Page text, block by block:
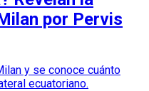
por Pervis
y se conoce cuánto
ecuatoriano.